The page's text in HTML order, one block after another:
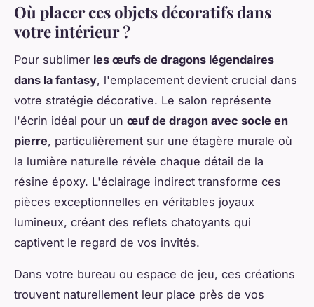
Où placer ces objets décoratifs dans
votre intérieur ?
Pour sublimer les œufs de dragons légendaires
dans la fantasy, l'emplacement devient crucial dans
votre stratégie décorative. Le salon représente
l'écrin idéal pour un œuf de dragon avec socle en
pierre, particulièrement sur une étagère murale où
la lumière naturelle révèle chaque détail de la
résine époxy. L'éclairage indirect transforme ces
pièces exceptionnelles en véritables joyaux
lumineux, créant des reflets chatoyants qui
captivent le regard de vos invités.
Dans votre bureau ou espace de jeu, ces créations
trouvent naturellement leur place près de vos